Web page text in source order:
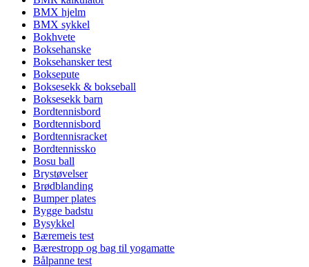
BMX hjelm
BMX sykkel
Bokhvete
Boksehanske
Boksehansker test
Boksepute
Boksesekk & bokseball
Boksesekk barn
Bordtennisbord
Bordtennisbord
Bordtennisracket
Bordtennissko
Bosu ball
Brystøvelser
Brødblanding
Bumper plates
Bygge badstu
Bysykkel
Bæremeis test
Bærestropp og bag til yogamatte
Bålpanne test